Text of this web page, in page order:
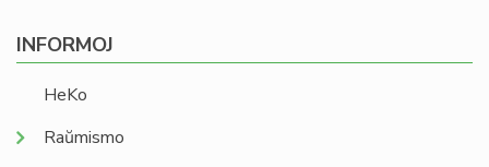
INFORMOJ
HeKo
Raŭmismo